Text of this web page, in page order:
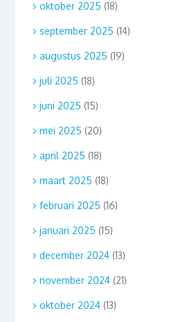
oktober 2025 (18)
september 2025 (14)
augustus 2025 (19)
juli 2025 (18)
juni 2025 (15)
mei 2025 (20)
april 2025 (18)
maart 2025 (18)
februari 2025 (16)
januari 2025 (15)
december 2024(13)
november 2024(21)
oktober 2024(13)